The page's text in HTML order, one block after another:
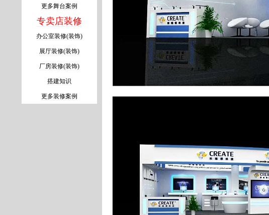
更多舞台案例
专卖店装修
办公室装修(装饰)
展厅装修(装饰)
厂房装修(装饰)
搭建知识
更多装修案例